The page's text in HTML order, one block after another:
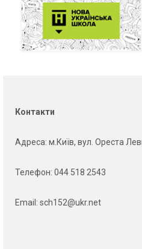
Контакти
Адреса: м.Київ, вул. Ореста
Телефон: 044 518 2543
Email: sch152@ukr.net